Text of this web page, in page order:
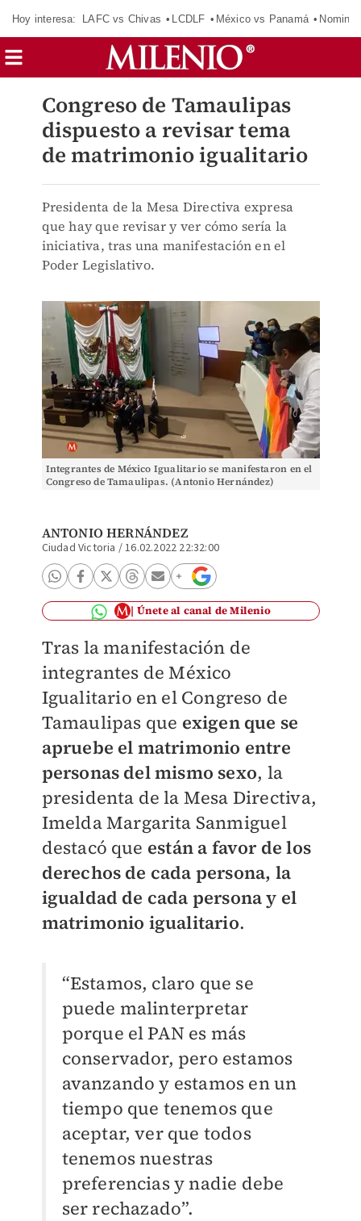
Hoy interesa: LAFC vs Chivas LCDLF México vs Panamá
Congreso de Tamaulipas
dispuesto a revisar tema
de matrimonio igualitario
Presidenta de la Mesa Directiva expresa
que hay que revisar y ver cómo sería la
iniciativa, tras una manifestación en el
Poder Legislativo.
Integrantes de México Igualitario se manifestaron en el
Congreso de Tamaulipas. (Antonio Hernández)
ANTONIO HERNÁNDEZ
Ciudad Victoria /16.02.2022 22:32:00
Únete al canal de Milenio
Tras la manifestación de
integrantes de México
Igualitario en el Congreso de
Tamaulipas que exigen que se
apruebe el matrimonio entre
personas del mismo sexo, la
presidenta de la Mesa Directiva,
Imelda Margarita Sanmiguel
destacó que están a favor de los
derechos de cada persona, la
igualdad de cada persona y el
matrimonio igualitario.
“Estamos, claro que se
puede malinterpretar
porque el PAN es más
conservador, pero estamos
avanzando y estamos en un
tiempo que tenemos que
aceptar, ver que todos
tenemos nuestras
preferencias y nadie debe
ser rechazado”.